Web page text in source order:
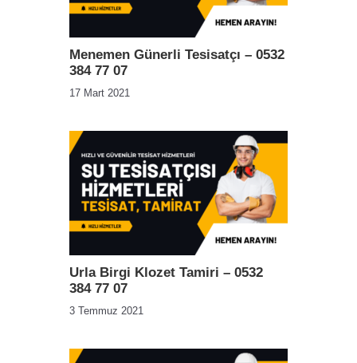
Menemen Günerli Tesisatçı – 0532
384 77 07
17 Mart 2021
Urla Birgi Klozet Tamiri – 0532
384 77 07
3 Temmuz 2021